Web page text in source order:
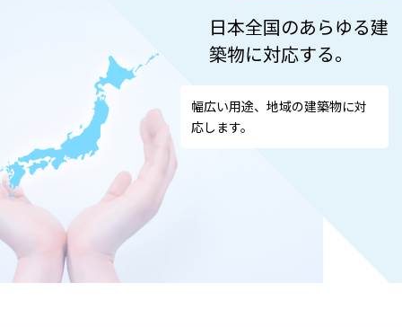
日本全国のあらゆる建
築物に対応する。
幅広い用途、地域の建築物に対
応します。